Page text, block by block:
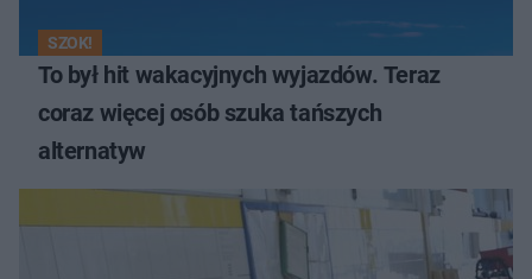
SZOK!
To był hit wakacyjnych wyjazdów. Teraz
coraz więcej osób szuka tańszych
alternatyw